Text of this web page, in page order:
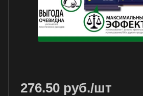
276.50 руб./шт